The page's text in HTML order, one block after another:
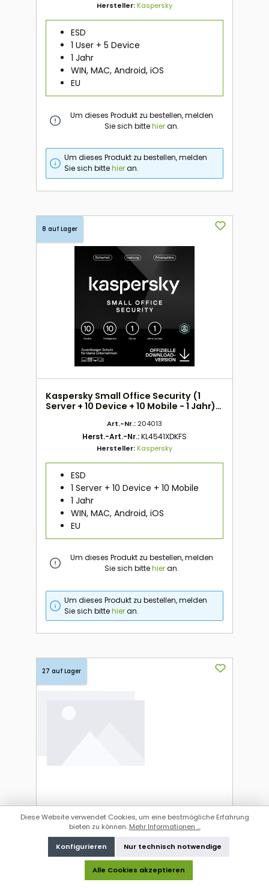
Hersteller:Kaspersky
ESD
1 User + 5 Device
1 Jahr
WIN, MAC, Android, iOS
EU
Um dieses Produkt zu bestellen, melden
Sie sich bittehieran.
Um dieses Produkt zu bestellen, melden
Sie sich bittehieran.
8 auf Lager
Kaspersky Small Office Security (1
Server + 10 Device + 10 Mobile - 1 Jahr)
Art.-Nr.: 204013
Herst.-Art.-Nr.:KL4541XDKFS
Hersteller:Kaspersky
ESD
1 Server + 10 Device + 10 Mobile
1 Jahr
WIN, MAC, Android, iOS
EU
Um dieses Produkt zu bestellen, melden
Sie sich bittehieran.
Um dieses Produkt zu bestellen, melden
Sie sich bittehieran.
27 auf Lager
Kaspersky Small Office Security (1
Server + 10 Device + 10 Mobile - 2
Jahre) EU ESD
Art.-Nr.: 908412
Herst.-Art.-Nr.:KL4541XDKDS
Diese Website verwendet Cookies, um eine bestmögliche Erfahrung
bieten zu können. Mehr Informationen ...
Nur technisch notwendige
Konfigurieren
Alle Cookies akzeptieren